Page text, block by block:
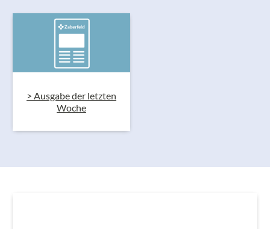
> Ausgabe der letzten
Woche